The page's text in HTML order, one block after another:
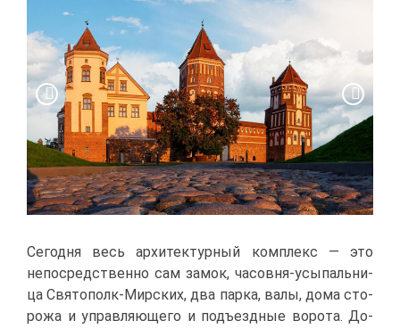
Се­год­ня весь ар­хи­тек­тур­ный ком­плекс — это
непо­сред­ствен­но сам за­мок, ча­сов­ня-усы­паль­ни­
ца Свя­то­полк-Мир­ских, два пар­ка, ва­лы, до­ма сто­
ро­жа и управ­ля­ю­ще­го и подъ­езд­ные во­ро­та. До­